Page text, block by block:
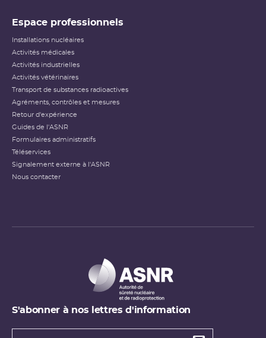
Espace professionnels
Installations nucléaires
Activités médicales
Activités industrielles
Activités vétérinaires
Transport de substances radioactives
Agréments, contrôles et mesures
Retour d'expérience
Guides de l'ASNR
Formulaires administratifs
Téléservices
Signalement externe à l'ASNR
Nous contacter
S'abonner à nos lettres d'information
Types de